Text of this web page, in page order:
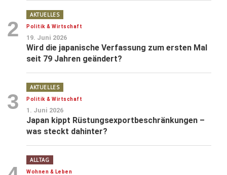
2
AKTUELLES
Politik & Wirtschaft
19. Juni 2026
Wird die japanische Verfassung zum ersten Mal
seit 79 Jahren geändert?
3
AKTUELLES
Politik & Wirtschaft
1. Juni 2026
Japan kippt Rüstungsexportbeschränkungen –
was steckt dahinter?
ALLTAG
Wohnen & Leben